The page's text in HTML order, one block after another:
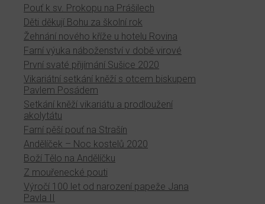
Pouť k sv. Prokopu na Prášilech
Děti děkují Bohu za školní rok
Žehnání nového kříže u hotelu Rovina
Farní výuka náboženství v době virové
První svaté přijímání Sušice 2020
Vikariátní setkání kněží s otcem biskupem
Pavlem Posádem
Setkání kněží vikariátu a prodloužení
akolytátu
Farní pěší pouť na Strašín
Andělíček – Noc kostelů 2020
Boží Tělo na Andělíčku
Z mouřenecké pouti
Výročí 100 let od narození papeže Jana
Pavla II